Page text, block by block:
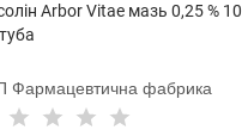
Arbor Vitae мазь 0,25 % 10
Фармацевтична фабрика